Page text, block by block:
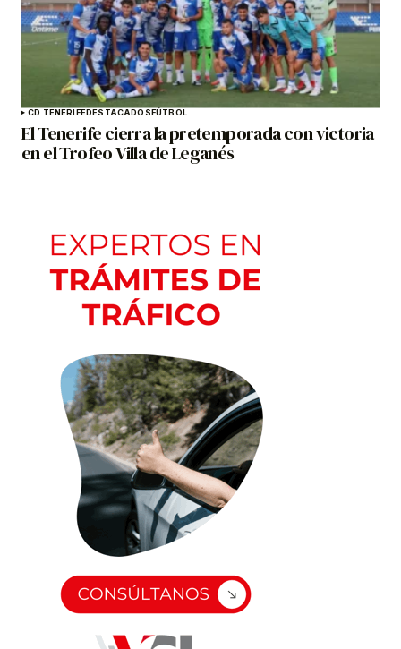
CD TENERIFEDESTACADOSFÚTBOL
El Tenerife cierra la pretemporada con victoria
en el Trofeo Villa de Leganés